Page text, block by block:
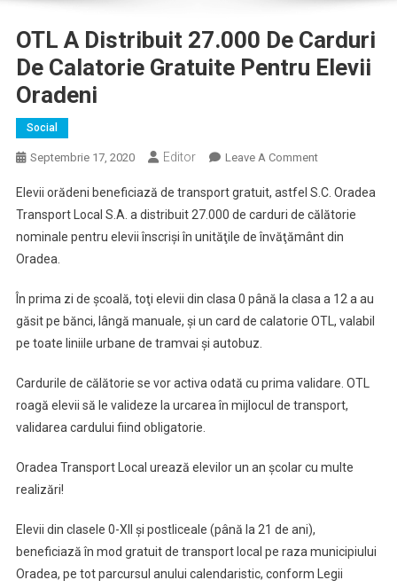
OTL A Distribuit 27.000 De Carduri
De Calatorie Gratuite Pentru Elevii
Oradeni
Social
Septembrie 17, 2020 Editor Leave A CommentOn
A
Distribuit
27.000
De
Calatorie
Elevii
Oradeni
Elevii orădeni beneficiază de transport gratuit, astfel S.C. Oradea
Transport Local S.A. a distribuit 27.000 de carduri de călătorie
nominale pentru elevii înscrişi în unităţile de învăţământ din
Oradea.
În prima zi de şcoală, toţi elevii din clasa 0 până la clasa a 12 a au
găsit pe bănci, lângă manuale, şi un card de calatorie OTL, valabil
pe toate liniile urbane de tramvai şi autobuz.
Cardurile de călătorie se vor activa odată cu prima validare. OTL
roagă elevii să le valideze la urcarea în mijlocul de transport,
validarea cardului fiind obligatorie.
Oradea Transport Local urează elevilor un an şcolar cu multe
realizări!
Elevii din clasele 0-XII şi postliceale (până la 21 de ani),
beneficiază în mod gratuit de transport local pe raza municipiului
Oradea, pe tot parcursul anului calendaristic, conform Legii